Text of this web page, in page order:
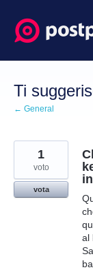
Salta
al
contenuto
Ti
← General
al
1
voto
vota